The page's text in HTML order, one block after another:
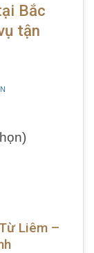
Bắc
tận
Liêm –